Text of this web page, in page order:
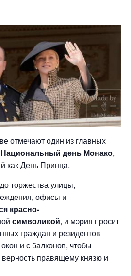
отмечают один из главных
Национальный день Монако,
как День Принца.
торжества улицы,
офисы и
красно-
символикой, и мэрия просит
граждан и резидентов
и с балконов, чтобы
правящему князю и